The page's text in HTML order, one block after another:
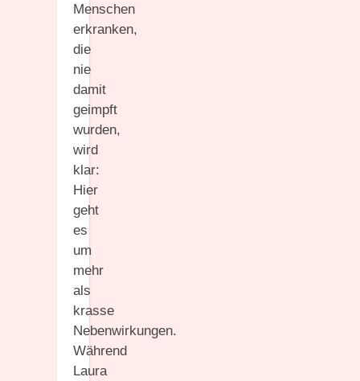
Menschen
erkranken,
die
nie
damit
geimpft
wurden,
wird
klar:
Hier
geht
es
um
mehr
als
krasse
Nebenwirkungen.
Während
Laura